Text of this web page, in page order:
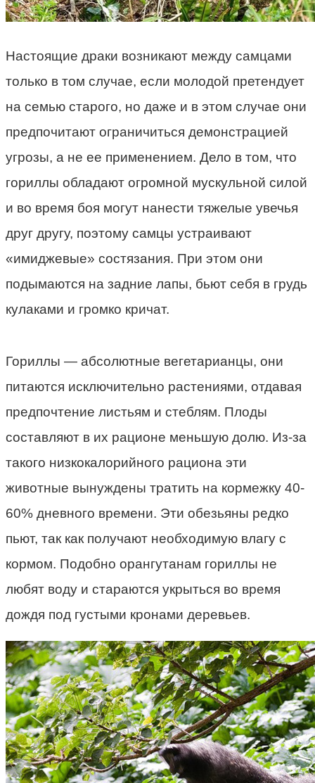
Настоящие драки возникают между самцами
только в том случае, если молодой претендует
на семью старого, но даже и в этом случае они
предпочитают ограничиться демонстрацией
угрозы, а не ее применением. Дело в том, что
гориллы обладают огромной мускульной силой
и во время боя могут нанести тяжелые увечья
друг другу, поэтому самцы устраивают
«имиджевые» состязания. При этом они
подымаются на задние лапы, бьют себя в грудь
кулаками и громко кричат.
Гориллы — абсолютные вегетарианцы, они
питаются исключительно растениями, отдавая
предпочтение листьям и стеблям. Плоды
составляют в их рационе меньшую долю. Из-за
такого низкокалорийного рациона эти
животные вынуждены тратить на кормежку 40-
60% дневного времени. Эти обезьяны редко
пьют, так как получают необходимую влагу с
кормом. Подобно орангутанам гориллы не
любят воду и стараются укрыться во время
дождя под густыми кронами деревьев.